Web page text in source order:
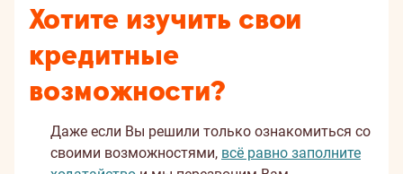
Хотите изучить свои
кредитные
возможности?
Даже если Вы решили только ознакомиться со
своими возможностями, всё равно заполните